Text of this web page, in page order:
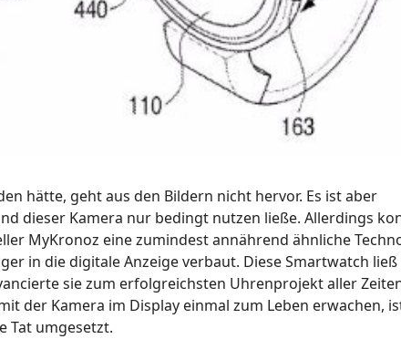
hätte, geht aus den Bildern nicht hervor. Es ist aber
dieser Kamera nur bedingt nutzen ließe. Allerdings
MyKronoz eine zumindest annährend ähnliche
in die digitale Anzeige verbaut. Diese Smartwatch
sie zum erfolgreichsten Uhrenprojekt aller
der Kamera im Display einmal zum Leben erwachen,
Tat umgesetzt.